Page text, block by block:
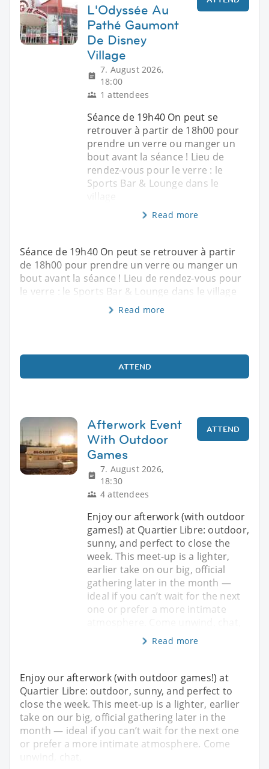
L'Odyssée Au
Pathé Gaumont
De Disney
Village
7. August 2026,
18:00
1 attendees
Séance de 19h40 On peut se
retrouver à partir de 18h00 pour
prendre un verre ou manger un
bout avant la séance ! Lieu de
rendez-vous pour le verre : le
Sports Bar & Lounge dans le
Read more
Séance de 19h40 On peut se retrouver à partir
de 18h00 pour prendre un verre ou manger un
bout avant la séance ! Lieu de rendez-vous pour
le verre : le Sports Bar & Lounge dans le village
Read more
ATTEND
Afterwork Event
With Outdoor
Games
7. August 2026,
18:30
4 attendees
ATTEND
Enjoy our afterwork (with outdoor
games!) at Quartier Libre: outdoor,
sunny, and perfect to close the
week. This meet-up is a lighter,
earlier take on our big, official
gathering later in the month —
ideal if you can’t wait for the next
one or prefer a more intimate
Read more
Enjoy our afterwork (with outdoor games!) at
Quartier Libre: outdoor, sunny, and perfect to
close the week. This meet-up is a lighter, earlier
take on our big, official gathering later in the
month — ideal if you can’t wait for the next one
or prefer a more intimate atmosphere. Come